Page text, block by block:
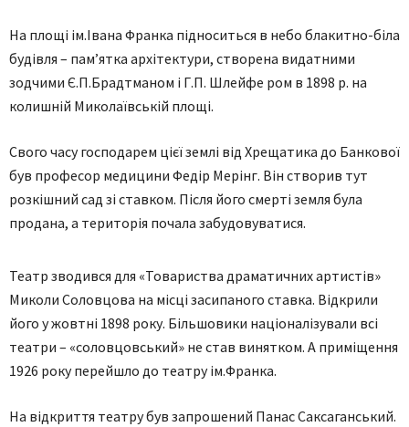
На площі ім.Івана Франка підноситься в небо блакитно-біла
будівля – пам’ятка архітектури, створена видатними
зодчими Є.П.Брадтманом і Г.П. Шлейфе ром в 1898 р. на
колишній Миколаївській площі.
Свого часу господарем цієї землі від Хрещатика до Банкової
був професор медицини Федір Мерінг. Він створив тут
розкішний сад зі ставком. Після його смерті земля була
продана, а територія почала забудовуватися.
Театр зводився для «Товариства драматичних артистів»
Миколи Соловцова на місці засипаного ставка. Відкрили
його у жовтні 1898 року. Більшовики націоналізували всі
театри – «соловцовський» не став винятком. А приміщення
1926 року перейшло до театру ім.Франка.
На відкриття театру був запрошений Панас Саксаганський.